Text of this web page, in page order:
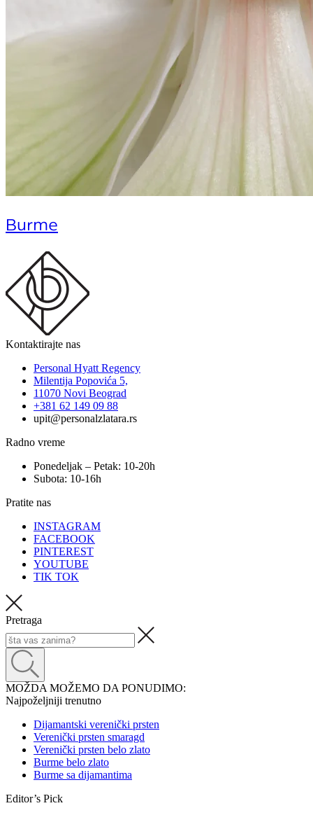
Burme
Kontaktirajte nas
Personal Hyatt Regency
Milentija Popovića 5,
11070 Novi Beograd
+381 62 149 09 88
upit@personalzlatara.rs
Radno vreme
Ponedeljak – Petak: 10-20h
Subota: 10-16h
Pratite nas
INSTAGRAM
FACEBOOK
PINTEREST
YOUTUBE
TIK TOK
Pretraga
MOŽDA MOŽEMO DA PONUDIMO:
Najpoželjniji trenutno
Dijamantski verenički prsten
Verenički prsten smaragd
Verenički prsten belo zlato
Burme belo zlato
Burme sa dijamantima
Editor’s Pick